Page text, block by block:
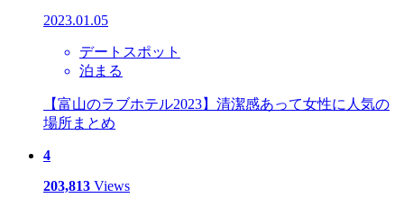
2023.01.05
デートスポット
泊まる
【富山のラブホテル2023】清潔感あって女性に人気の
場所まとめ
4
203,813 Views